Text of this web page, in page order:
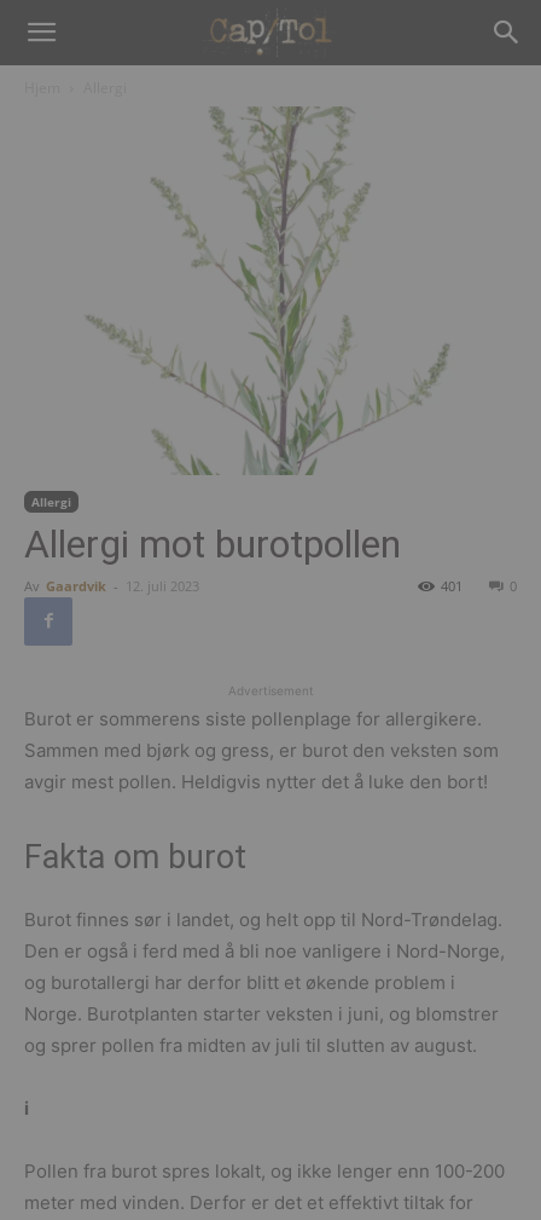
Allergi
Allergi mot burotpollen
Av Gaardvik - 12. juli 2023 0
401
Advertisement
Burot er sommerens siste pollenplage for allergikere.
Sammen med bjørk og gress, er burot den veksten som
avgir mest pollen. Heldigvis nytter det å luke den bort!
Fakta om burot
Burot finnes sør i landet, og helt opp til Nord-Trøndelag.
Den er også i ferd med å bli noe vanligere i Nord-Norge,
og burotallergi har derfor blitt et økende problem i
Norge. Burotplanten starter veksten i juni, og blomstrer
og sprer pollen fra midten av juli til slutten av august.
i
Pollen fra burot spres lokalt, og ikke lenger enn 100-200
meter med vinden. Derfor er det et effektivt tiltak for